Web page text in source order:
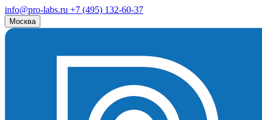
info@pro-labs.ru +7 (495) 132-60-37
Москва